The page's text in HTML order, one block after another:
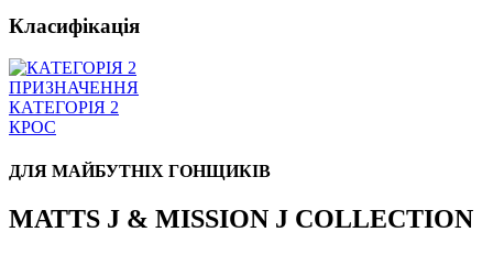
Класифікація
ПРИЗНАЧЕННЯ
КАТЕГОРІЯ 2
КРОС
ДЛЯ МАЙБУТНІХ ГОНЩИКІВ
MATTS J & MISSION J COLLECTION